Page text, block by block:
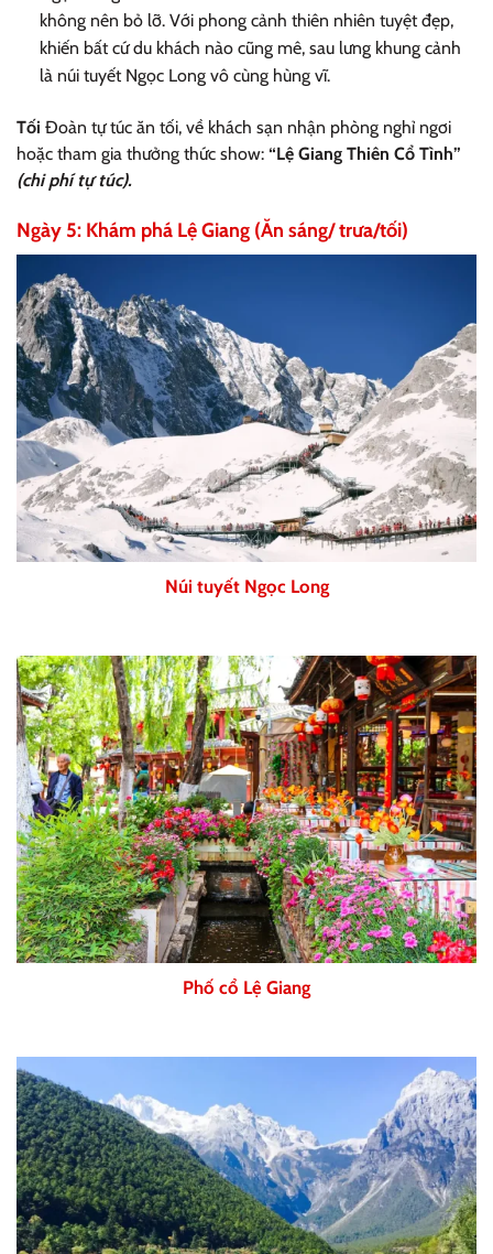
không nên bỏ lỡ. Với phong cảnh thiên nhiên tuyệt đẹp,
khiến bất cứ du khách nào cũng mê, sau lưng khung cảnh
là núi tuyết Ngọc Long vô cùng hùng vĩ.
Tối Đoàn tự túc ăn tối, về khách sạn nhận phòng nghỉ ngơi
hoặc tham gia thưởng thức show: “Lệ Giang Thiên Cổ Tình”
(chi phí tự túc).
Ngày 5: Khám phá Lệ Giang (Ăn sáng/ trưa/tối)
Núi tuyết Ngọc Long
Phố cổ Lệ Giang